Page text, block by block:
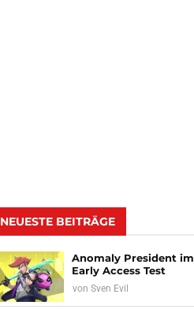
NEUESTE BEITRÄGE
Anomaly President im
Early Access Test
vonSven Evil